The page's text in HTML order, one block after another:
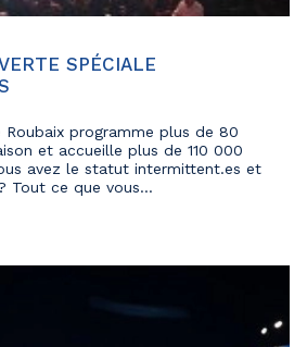
SPÉCIALE
Roubaix programme plus de 80
et accueille plus de 110 000
avez le statut intermittent.es et
Tout ce que vous...